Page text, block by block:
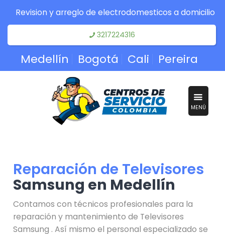
Revision y arreglo de electrodomesticos a domicilio
3217224316
Medellín Bogotá Cali Pereira
MENÚ
Reparación de Televisores
Samsung en Medellín
Contamos con técnicos profesionales para la
reparación y mantenimiento de Televisores
Samsung . Así mismo el personal especializado se